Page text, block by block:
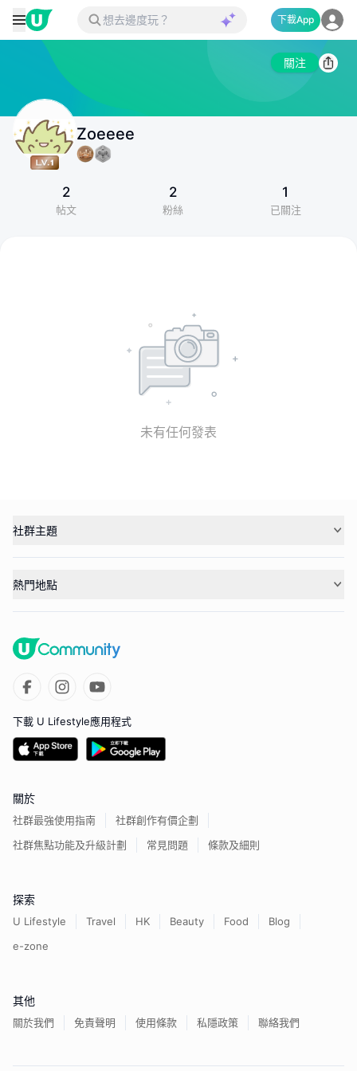
下載App
關注
Zoeeee
2
帖文
2
粉絲
1
已關注
未有任何發表
社群主題
熱門地點
下載 U Lifestyle應用程式
關於
社群最強使用指南
社群創作有價企劃
社群焦點功能及升級計劃
常見問題 條款及細則
探索
U Lifestyle Travel HK Beauty Food
Blog
e-zone
其他
關於我們 免責聲明 使用條款 私隱政策 聯絡我們